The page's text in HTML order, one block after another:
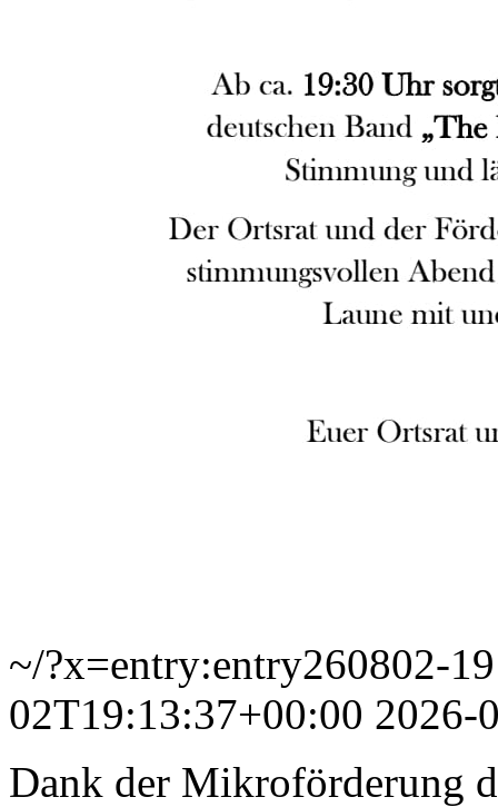
~/?x=entry:entry260802-
02T19:13:37+00:00 2026-
Dank der Mikroförderung